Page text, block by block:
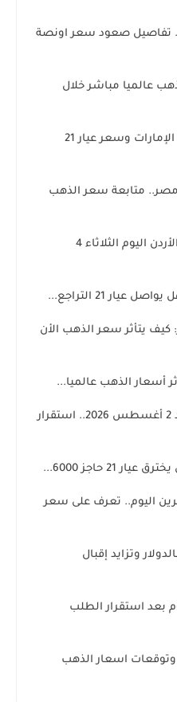
فوق 4300 دولار.. تفاصيل صعود سعر اونصة
عالميا مباشر خلال
استقرار سعر الذهب اليوم في الإمارات وسعر عيار 21
مصر.. متابعة سعر الذهب
تحديث أسعار الذهب الان في الأردن اليوم الثلاثاء 4
21 التراجع...
يتأثر سعر الذهب الأن
سعر الذهب مباشر اليوم الأحد 2 أغسطس 2026.. استقرار
21 حاجز 6000...
اليوم.. تعرف على سعر
وتزايد إقبال
بعد استقرار الطلب
اليوم عيار 21 الآن وتوقعات اسعار الذهب